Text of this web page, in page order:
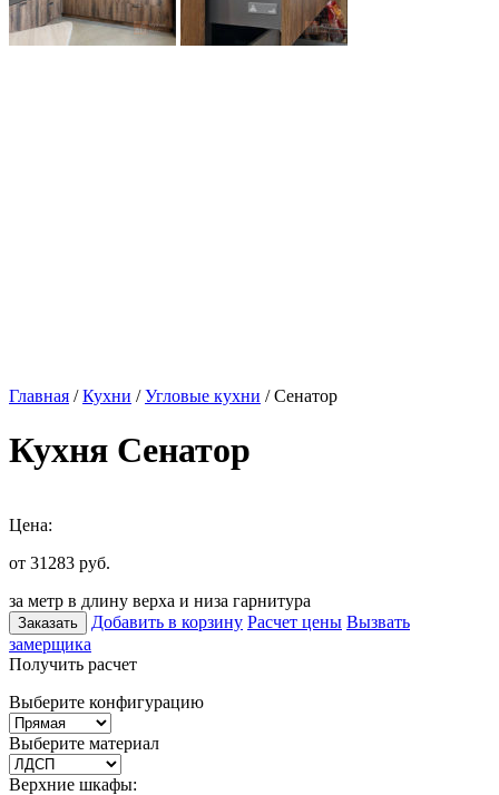
Главная /Кухни /Угловые кухни / Сенатор
Кухня Сенатор
Цена:
от 31283 руб.
за метр в длину верха и низа гарнитура
Заказать Добавить в корзину Расчет цены Вызвать
замерщика
Получить расчет
Выберите конфигурацию
Выберите материал
Верхние шкафы: